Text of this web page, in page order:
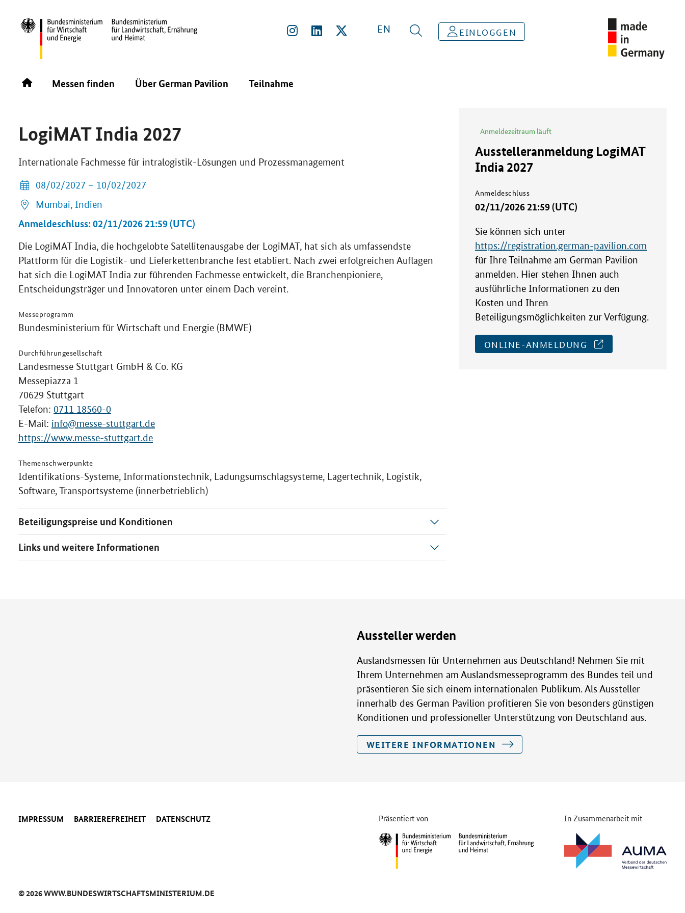
EN EINLOGGEN
Messen finden Über German Pavilion Teilnahme
START MESSEN FINDEN LOGIMAT INDIA 2027
LogiMAT India 2027
Internationale Fachmesse für intralogistik-Lösungen und Prozessmanagement
08/02/2027 – 10/02/2027
Mumbai, Indien
Anmeldeschluss: 02/11/2026 21:59 (UTC)
Die LogiMAT India, die hochgelobte Satellitenausgabe der LogiMAT, hat sich als umfassendste
Plattform für die Logistik- und Lieferkettenbranche fest etabliert. Nach zwei erfolgreichen Auflagen
hat sich die LogiMAT India zur führenden Fachmesse entwickelt, die Branchenpioniere,
Entscheidungsträger und Innovatoren unter einem Dach vereint.
Messeprogramm
Bundesministerium für Wirtschaft und Energie (BMWE)
Durchführungesellschaft
Landesmesse Stuttgart GmbH & Co. KG
Messepiazza 1
70629 Stuttgart
Telefon: 0711 18560-0
E-Mail: info@messe-stuttgart.de
https://www.messe-stuttgart.de
Themenschwerpunkte
Identifikations-Systeme, Informationstechnik, Ladungsumschlagsysteme, Lagertechnik, Logistik,
Software, Transportsysteme (innerbetrieblich)
Beteiligungspreise und Konditionen
Links und weitere Informationen
Anmeldezeitraum läuft
Ausstelleranmeldung LogiMAT
India 2027
Anmeldeschluss
02/11/2026 21:59 (UTC)
Sie können sich unter
https://registration.german-pavilion.com
für Ihre Teilnahme am German Pavilion
anmelden. Hier stehen Ihnen auch
ausführliche Informationen zu den
Kosten und Ihren
Beteiligungsmöglichkeiten zur Verfügung.
ONLINE-ANMELDUNG
Aussteller werden
Auslandsmessen für Unternehmen aus Deutschland! Nehmen Sie mit
Ihrem Unternehmen am Auslandsmesseprogramm des Bundes teil und
präsentieren Sie sich einem internationalen Publikum. Als Aussteller
innerhalb des German Pavilion profitieren Sie von besonders günstigen
Konditionen und professioneller Unterstützung von Deutschland aus.
WEITERE INFORMATIONEN
IMPRESSUM BARRIEREFREIHEIT DATENSCHUTZ Präsentiert von In Zusammenarbeit mit
© 2026 WWW.BUNDESWIRTSCHAFTSMINISTERIUM.DE